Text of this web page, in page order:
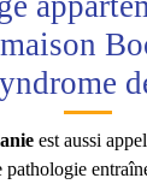
est aussi
pathologie